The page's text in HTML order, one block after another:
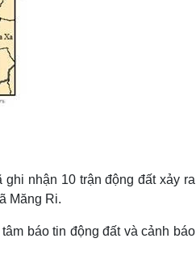
nhận 10 trận động đất xảy ra
Măng Ri.
báo tin động đất và cảnh báo